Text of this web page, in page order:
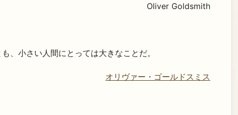
Oliver Goldsmith
、小さい人間にとっては大きなことだ。
オリヴァー・ゴールドスミス